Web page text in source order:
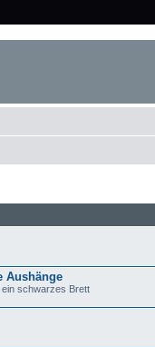
Aushänge
schwarzes Brett